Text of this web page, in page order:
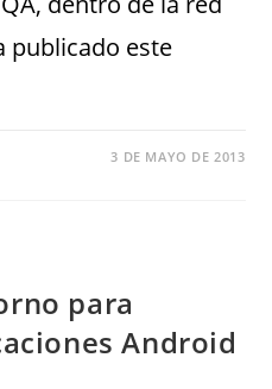
publicado este
3 DE MAYO DE 2013
para
Android